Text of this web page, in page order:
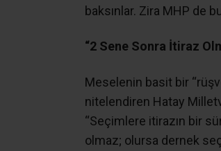
baksınlar. Zira MHP de
“2 Sene Sonra İtiraz
Meselenin basit bir
nitelendiren Hatay
“Seçimlere itirazın bir
olmaz; olursa dernek